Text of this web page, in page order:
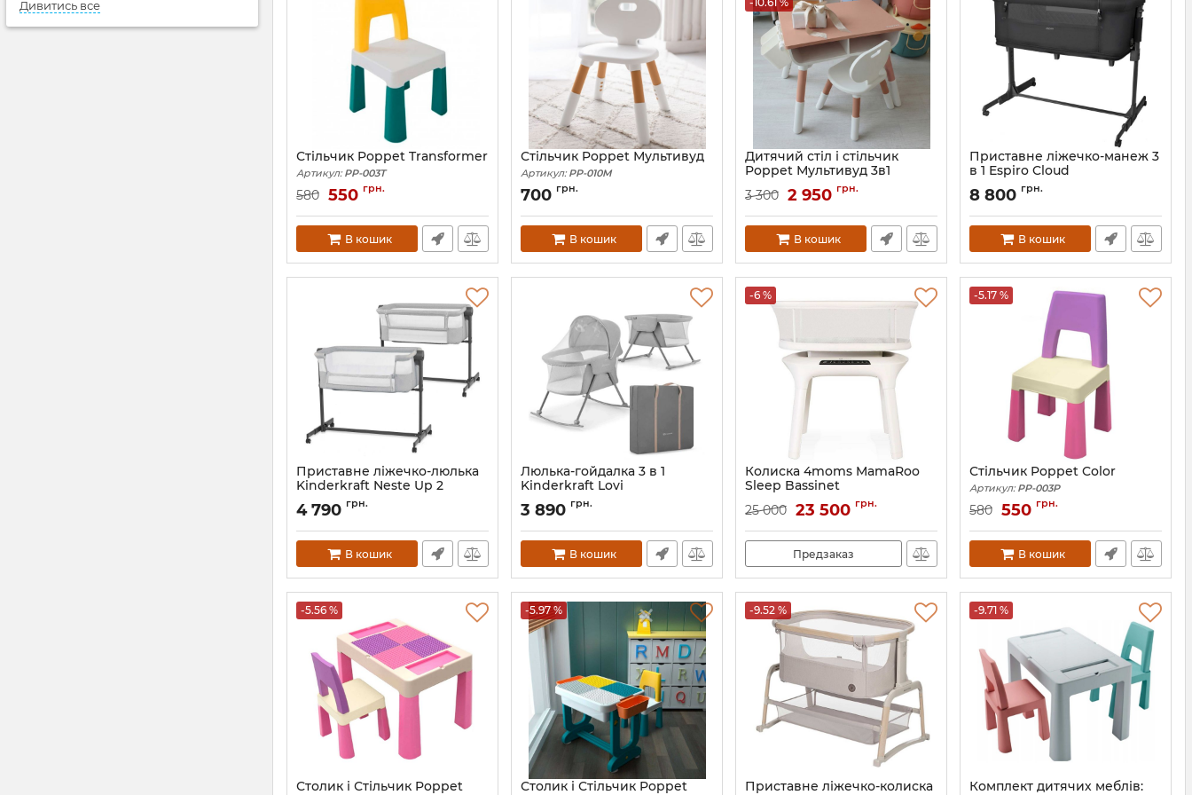
Дивитись все
Стільчик Poppet Transformer
Артикул:PP-003T
580 550 грн.
В кошик
Стільчик Poppet Мультивуд
Артикул:PP-010M
700 грн.
В кошик
Дитячий стіл і стільчик
Poppet Мультивуд 3в1
Артикул:PP-010CP
3 300 2 950 грн.
В кошик
Приставне ліжечко-манеж 3
в 1 Espiro Cloud
Артикул: 5905683800679
8 800 грн.
В кошик
Приставне ліжечко-люлька
Kinderkraft Neste Up 2
Артикул: KLNEUP02LGR0000
4 790 грн.
В кошик
Люлька-гойдалка 3 в 1
Kinderkraft Lovi
Артикул: KKLLOVIGRY0000
3 890 грн.
В кошик
-6 %
Колиска 4moms MamaRoo
Sleep Bassinet
Артикул: 817980017276
25 000 23 500 грн.
Предзаказ
-5.17 %
Стільчик Poppet Color
Артикул:PP-003P
580 550 грн.
В кошик
-5.56 %
Столик і Стільчик Poppet
-5.97 %
Столик і Стільчик Poppet
-9.52 %
Приставне ліжечко-колиска
-9.71 %
Комплект дитячих меблів: